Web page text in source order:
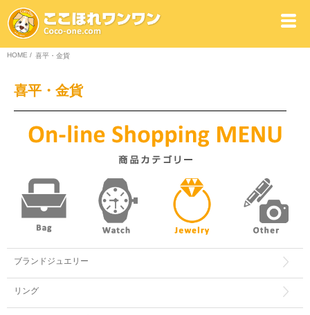
HOME / 喜平・金貨
喜平・金貨
ブランドジュエリー
リング